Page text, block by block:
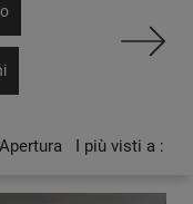
Apertura I più visti a :